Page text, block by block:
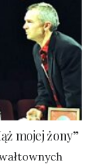
mojej żony”